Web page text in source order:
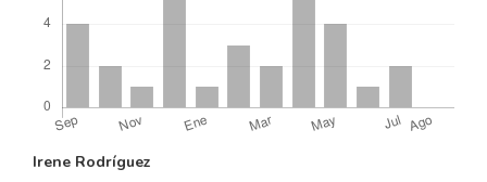
CONTENIDO
Irene Rodríguez